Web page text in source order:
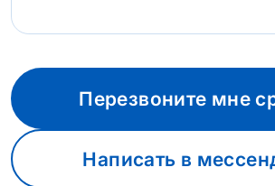
Перезвоните мне
Написать в